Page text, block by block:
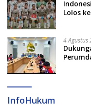
Lolos
4 Agustus
InfoHukum